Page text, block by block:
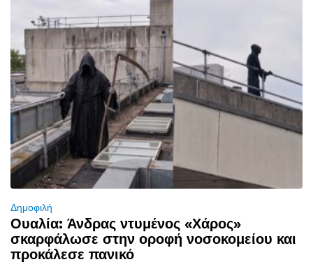
Δημοφιλή
Ουαλία: Άνδρας ντυμένος «Χάρος»
σκαρφάλωσε στην οροφή νοσοκομείου και
προκάλεσε πανικό